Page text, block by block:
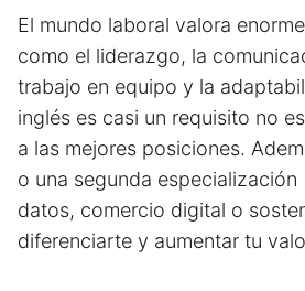
El mundo laboral valora
como el liderazgo, la
trabajo en equipo y la
inglés es casi un requisito no
a las mejores posiciones.
o una segunda especialización
datos, comercio digital o
diferenciarte y aumentar tu